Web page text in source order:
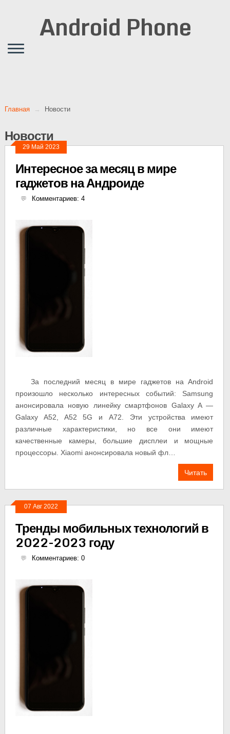
Android Phone
Главная Новости
Новости
29 Май 2023
Интересное за месяц в мире
гаджетов на Андроиде
Комментариев: 4
За последний месяц в мире гаджетов на Android
произошло несколько интересных событий: Samsung
анонсировала новую линейку смартфонов Galaxy A —
Galaxy A52, A52 5G и A72. Эти устройства имеют
различные характеристики, но все они имеют
качественные камеры, большие дисплеи и мощные
процессоры. Xiaomi анонсировала новый фл…
Читать
07 Авг 2022
Тренды мобильных технологий в
2022-2023 году
Комментариев: 0